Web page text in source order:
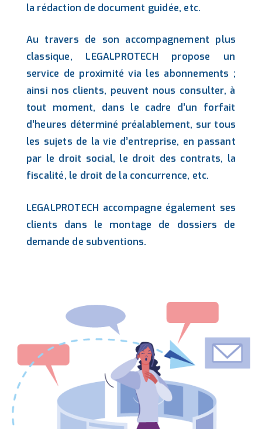
la rédaction de document guidée, etc.
Au travers de son accompagnement plus
classique, LEGALPROTECH propose un
service de proximité via les abonnements ;
ainsi nos clients, peuvent nous consulter, à
tout moment, dans le cadre d’un forfait
d’heures déterminé préalablement, sur tous
les sujets de la vie d’entreprise, en passant
par le droit social, le droit des contrats, la
fiscalité, le droit de la concurrence, etc.
LEGALPROTECH accompagne également ses
clients dans le montage de dossiers de
demande de subventions.